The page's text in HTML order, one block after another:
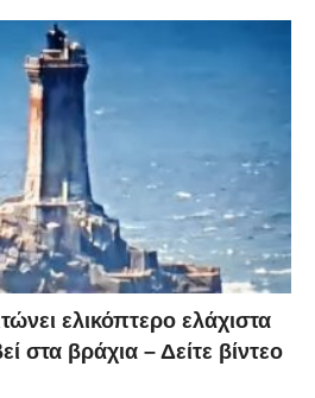
ελικόπτερο ελάχιστα
στα βράχια – Δείτε βίντεο